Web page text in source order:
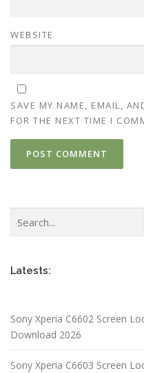
WEBSITE
SAVE MY NAME, EMAIL,
FOR THE NEXT TIME I
Latests:
Sony Xperia C6602 Screen
Download 2026
Sony Xperia C6603 Screen